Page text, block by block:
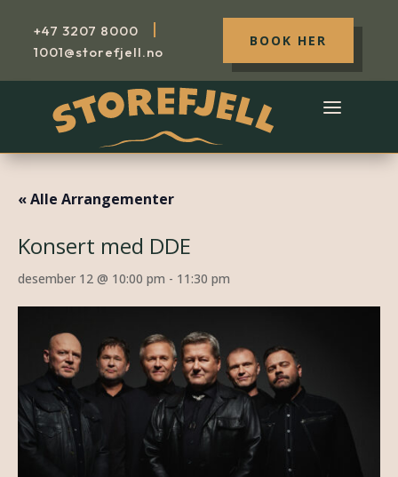
+47 3207 8000 |
1001@storefjell.no
BOOK HER
« Alle Arrangementer
Konsert med DDE
desember 12 @ 10:00 pm - 11:30 pm